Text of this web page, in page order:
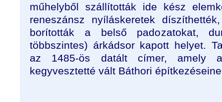
műhelyből szállították ide kész
reneszánsz nyíláskeretek
borították a belső padozatokat,
többszintes) árkádsor kapott helyet.
az 1485-ös datált címer, amely
kegyvesztetté vált Báthori